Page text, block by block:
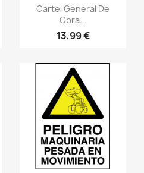
visibilityVistazo rápido
Cartel General De
Obra...
13,99 €